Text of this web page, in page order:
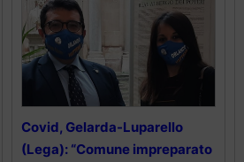
Covid, Gelarda-Luparello
(Lega): “Comune impreparato